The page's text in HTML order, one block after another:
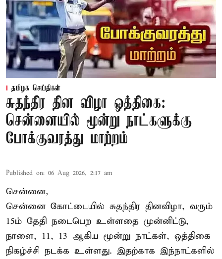
தமிழக செய்திகள்
சுதந்திர தின விழா ஒத்திகை:
சென்னையில் மூன்று நாட்களுக்கு
போக்குவரத்து மாற்றம்
Published on: 06 Aug 2026, 2:17 am
சென்னை,
சென்னை கோட்டையில் சுதந்திர தினவிழா, வரும்
15ம் தேதி நடைபெற உள்ளதை முன்னிட்டு,
நாளை, 11, 13 ஆகிய மூன்று நாட்கள், ஒத்திகை
நிகழ்ச்சி நடக்க உள்ளது. இதற்காக இந்நாட்களில்